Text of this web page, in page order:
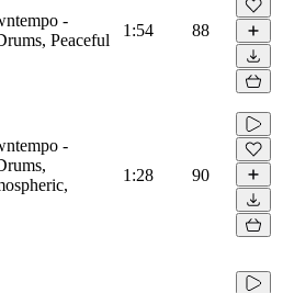
-
Peaceful
1:54 88
-
1:28 90